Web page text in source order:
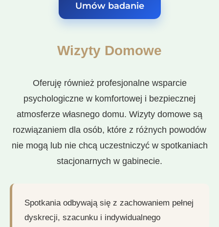
Umów badanie
Wizyty Domowe
Oferuję również profesjonalne wsparcie
psychologiczne w komfortowej i bezpiecznej
atmosferze własnego domu. Wizyty domowe są
rozwiązaniem dla osób, które z różnych powodów
nie mogą lub nie chcą uczestniczyć w spotkaniach
stacjonarnych w gabinecie.
Spotkania odbywają się z zachowaniem pełnej
dyskrecji, szacunku i indywidualnego